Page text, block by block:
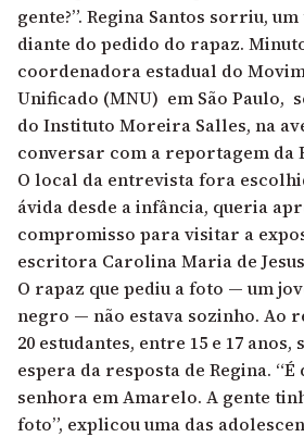
gente?”. Regina Santos sorriu,
diante do pedido do rapaz.
coordenadora estadual do
Unificado (MNU) em São Paulo,
do Instituto Moreira Salles, na
conversar com a reportagem da
O local da entrevista fora
ávida desde a infância, queria
compromisso para visitar a
escritora Carolina Maria de
O rapaz que pediu a foto — um
negro — não estava sozinho. Ao
20 estudantes, entre 15 e 17
espera da resposta de Regina. “É
senhora em Amarelo. A gente
foto”, explicou uma das